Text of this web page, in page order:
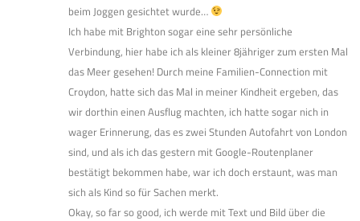
beim Joggen gesichtet wurde…
Ich habe mit Brighton sogar eine sehr persönliche
Verbindung, hier habe ich als kleiner 8jähriger zum ersten Mal
das Meer gesehen! Durch meine Familien-Connection mit
Croydon, hatte sich das Mal in meiner Kindheit ergeben, das
wir dorthin einen Ausflug machten, ich hatte sogar nich in
wager Erinnerung, das es zwei Stunden Autofahrt von London
sind, und als ich das gestern mit Google-Routenplaner
bestätigt bekommen habe, war ich doch erstaunt, was man
sich als Kind so für Sachen merkt.
Okay, so far so good, ich werde mit Text und Bild über die